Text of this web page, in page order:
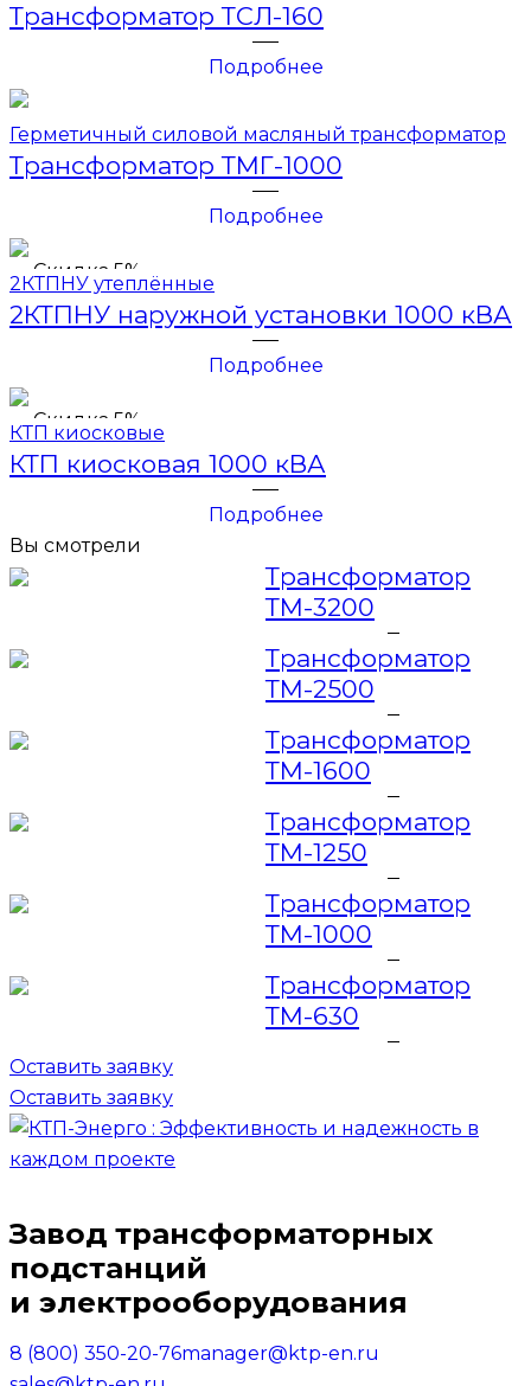
Трансформатор ТСЛ-160
Подробнее
Герметичный силовой масляный трансформатор
Трансформатор ТМГ-1000
Подробнее
Скидка 5%
2КТПНУ утеплённые
2КТПНУ наружной установки 1000 кВА
Подробнее
Скидка 5%
КТП киосковые
КТП киосковая 1000 кВА
Подробнее
Вы смотрели
Трансформатор
ТМ-3200
Трансформатор
ТМ-2500
Трансформатор
ТМ-1600
Трансформатор
ТМ-1250
Трансформатор
ТМ-1000
Трансформатор
ТМ-630
Оставить заявку
Оставить заявку
Завод трансформаторных
подстанций
и электрооборудования
8 (800) 350-20-76manager@ktp-en.ru